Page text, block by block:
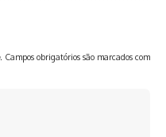
Campos obrigatórios são marcados com